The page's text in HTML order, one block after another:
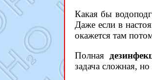
Какая бы
Даже если в
окажется там
Полная
задача сложная,